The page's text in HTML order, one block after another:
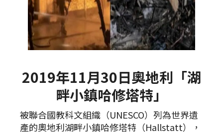
2019年11月30日奧地利「湖
畔小鎮哈修塔特」
被聯合國教科文組織（UNESCO）列為世界遺
產的奧地利湖畔小鎮哈修塔特（Hallstatt），